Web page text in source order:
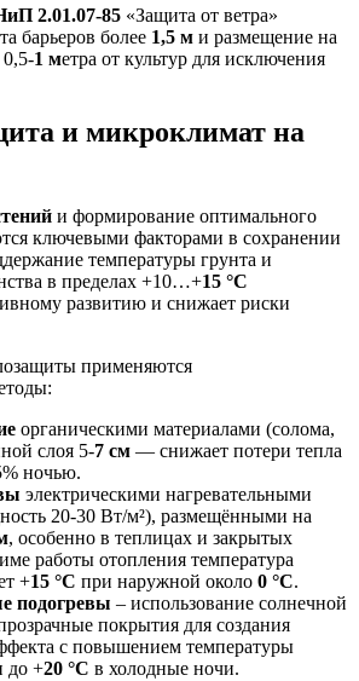
2.01.07-85 «Защита от ветра»
барьеров более 1,5 м и размещение на
0,5-1 метра от культур для исключения
и микроклимат на
и формирование оптимального
ключевыми факторами в сохранении
температуры грунта и
в пределах +10…+15 °C
развитию и снижает риски
применяются
органическими материалами (солома,
слоя 5-7 см — снижает потери тепла
ночью.
электрическими нагревательными
20-30 Вт/м²), размещёнными на
, особенно в теплицах и закрытых
работы отопления температура
+15 °C при наружной около 0 °C.
подогревы – использование солнечной
покрытия для создания
с повышением температуры
до +20 °C в холодные ночи.